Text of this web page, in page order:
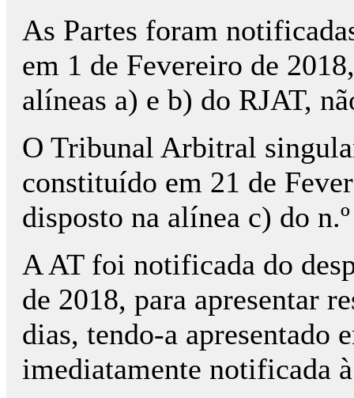
As Partes foram
em 1 de Fevereiro de
alíneas a) e b) do RJAT,
O Tribunal Arbitral
constituído em 21 de
disposto na alínea c) do
A AT foi notificada do
de 2018, para apresentar
dias, tendo-a apresentado
imediatamente notificada